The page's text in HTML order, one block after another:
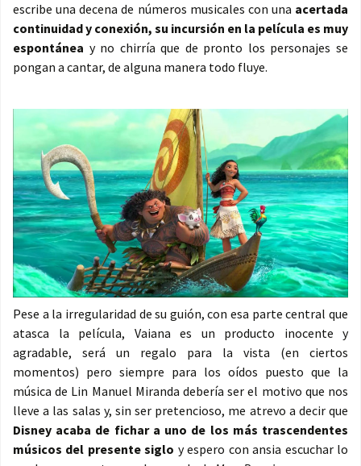
escribe una decena de números musicales con una acertada
continuidad y conexión, su incursión en la película es muy
espontánea y no chirría que de pronto los personajes se
pongan a cantar, de alguna manera todo fluye.
Pese a la irregularidad de su guión, con esa parte central que
atasca la película, Vaiana es un producto inocente y
agradable, será un regalo para la vista (en ciertos
momentos) pero siempre para los oídos puesto que la
música de Lin Manuel Miranda debería ser el motivo que nos
lleve a las salas y, sin ser pretencioso, me atrevo a decir que
Disney acaba de fichar a uno de los más trascendentes
músicos del presente siglo y espero con ansia escuchar lo